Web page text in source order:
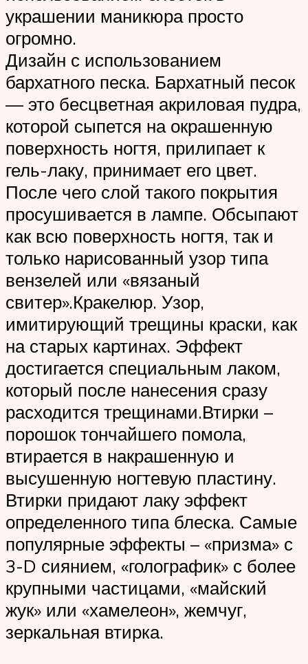
украшении маникюра просто
огромно.
Дизайн с использованием
бархатного песка. Бархатный песок
— это бесцветная акриловая пудра,
которой сыпется на окрашенную
поверхность ногтя, прилипает к
гель-лаку, принимает его цвет.
После чего слой такого покрытия
просушивается в лампе. Обсыпают
как всю поверхность ногтя, так и
только нарисованный узор типа
вензелей или «вязаный
свитер».Кракелюр. Узор,
имитирующий трещины краски, как
на старых картинах. Эффект
достигается специальным лаком,
который после нанесения сразу
расходится трещинами.Втирки –
порошок тончайшего помола,
втирается в накрашенную и
высушенную ногтевую пластину.
Втирки придают лаку эффект
определенного типа блеска. Самые
популярные эффекты – «призма» с
3-D сиянием, «голографик» с более
крупными частицами, «майский
жук» или «хамелеон», жемчуг,
зеркальная втирка.